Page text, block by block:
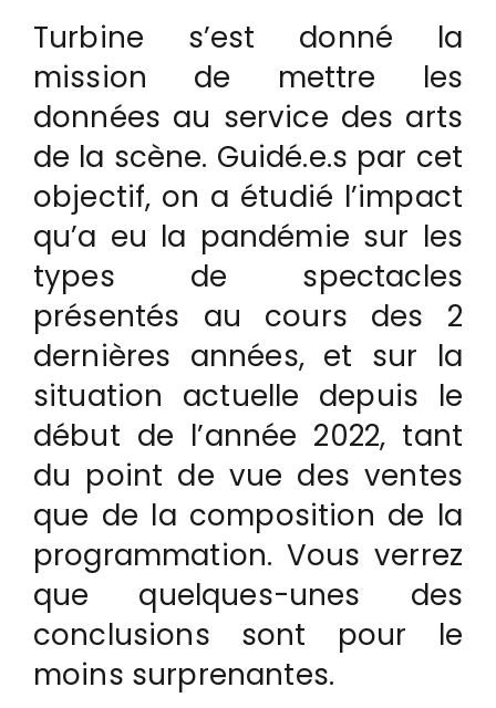
Turbine s’est donné la
mission de mettre les
données au service des arts
de la scène. Guidé.e.s par cet
objectif, on a étudié l’impact
qu’a eu la pandémie sur les
types de spectacles
présentés au cours des 2
dernières années, et sur la
situation actuelle depuis le
début de l’année 2022, tant
du point de vue des ventes
que de la composition de la
programmation. Vous verrez
que quelques-unes des
conclusions sont pour le
moins surprenantes.